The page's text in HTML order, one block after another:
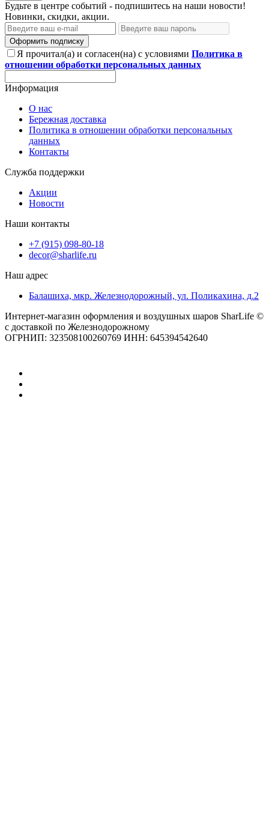
Будьте в центре событий - подпишитесь на наши новости!
Новинки, скидки, акции.
Оформить подписку
Я прочитал(а) и согласен(на) с условиями Политика в
отношении обработки персональных данных
Информация
О нас
Бережная доставка
Политика в отношении обработки персональных
данных
Контакты
Служба поддержки
Акции
Новости
Наши контакты
+7 (915) 098-80-18
decor@sharlife.ru
Наш адрес
Балашиха, мкр. Железнодорожный, ул. Поликахина, д.2
Интернет-магазин оформления и воздушных шаров SharLife ©
с доставкой по Железнодорожному
ОГРНИП: 323508100260769 ИНН: 645394542640